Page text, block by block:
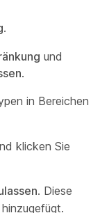
.
und
.
in Bereichen
klicken Sie
. Diese